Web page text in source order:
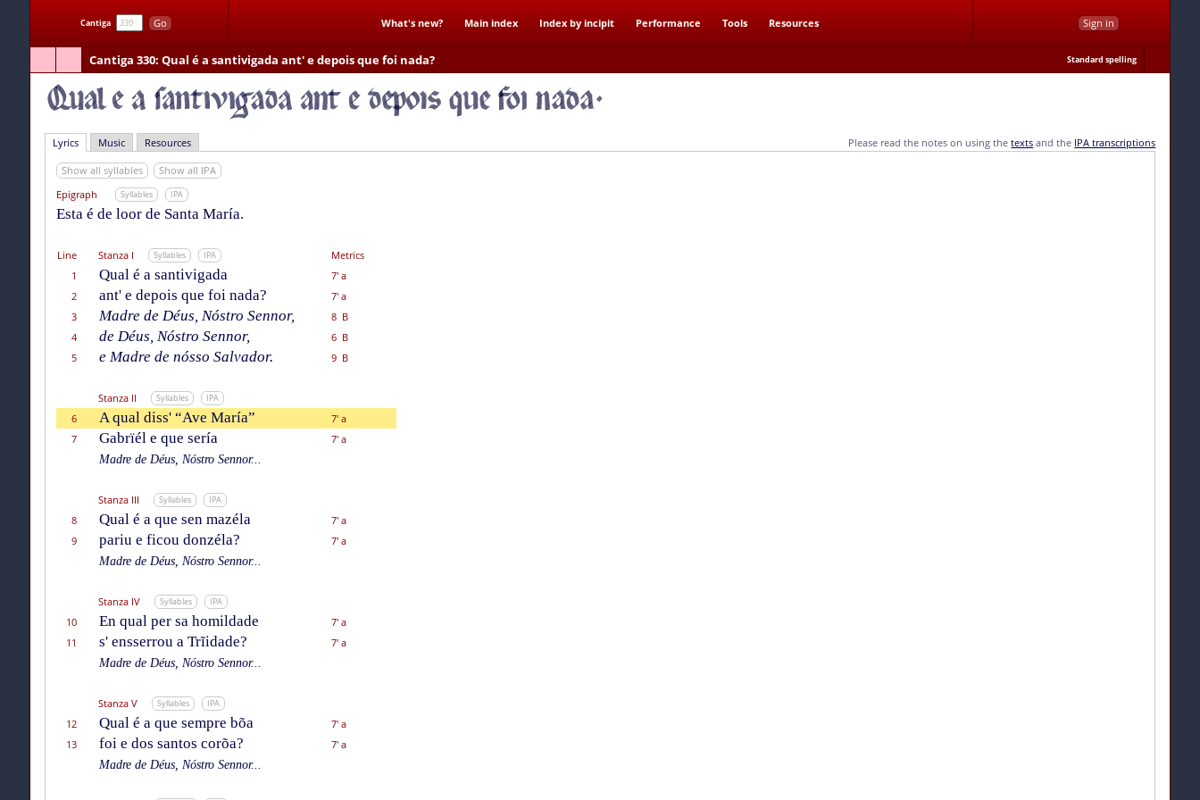
Cantiga Go What's new? Main index Index by incipit Performance Tools Resources Sign in
Cantiga 330: Qual é a santivigada ant' e depois que foi nada? Standard spelling
Lyrics Music Resources Please read the notes on using thetexts and the IPA transcriptions
Show all syllables
Show all IPA
Epigraph
Syllables IPA
Esta é de loor de Santa María.
Line Stanza I Syllables IPA
Metrics
1
Qual é a santivigada
7' a
2
ant' e depois que foi nada?
7' a
3
Madre de Déus, Nóstro Sennor,
8 B
4
de Déus, Nóstro Sennor,
6 B
5
e Madre de nósso Salvador. 9 B
Stanza II Syllables IPA
6 A qual diss' “Ave María”
7' a
7
Gabrïél e que sería
7' a
Madre de Déus, Nóstro Sennor...
Stanza III Syllables IPA
8 Qual é a que sen mazéla
7' a
9
pariu e ficou donzéla?
7' a
Madre de Déus, Nóstro Sennor...
Stanza IV Syllables IPA
10 En qual per sa homildade
7' a
11
s' ensserrou a Trĩidade?
7' a
Madre de Déus, Nóstro Sennor...
Stanza V Syllables IPA
12 Qual é a que sempre bõa
7' a
13
foi e dos santos corõa?
7' a
Madre de Déus, Nóstro Sennor...